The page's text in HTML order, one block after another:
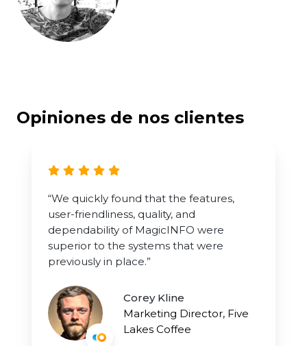
Opiniones de nos clientes
“We quickly found that the features,
user-friendliness, quality, and
dependability of MagicINFO were
superior to the systems that were
previously in place.”
Corey Kline
Marketing Director, Five
Lakes Coffee